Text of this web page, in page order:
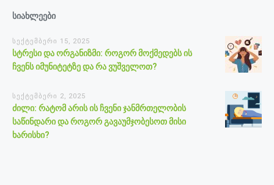
სიახლეები
სექტემბერი 15, 2025
სტრესი და ორგანიზმი: როგორ მოქმედებს ის
ჩვენს იმუნიტეტზე და რა ვუშველოთ?
სექტემბერი 2, 2025
ძილი: რატომ არის ის ჩვენი ჯანმრთელობის
საწინდარი და როგორ გავაუმჯობესოთ მისი
ხარისხი?